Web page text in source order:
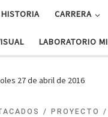
CARRERA
LABORATORIO
27 de abril de 2016
PROYECTO